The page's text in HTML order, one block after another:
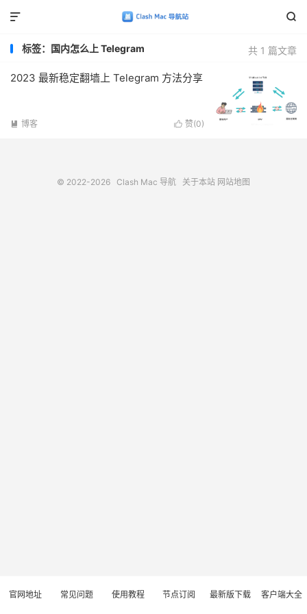


共 1 篇文章
标签：国内怎么上 Telegram
2023 最新稳定翻墙上 Telegram 方法分享
 赞(0)
 博客
© 2022-2026 Clash Mac 导航 关于本站 网站地图
官网地址 常见问题 使用教程 节点订阅 最新版下载 客户端大全